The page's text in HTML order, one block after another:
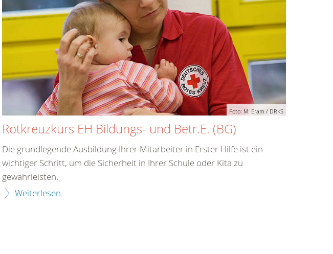
Foto: M. Eram / DRKS
Rotkreuzkurs EH Bildungs- und Betr.E. (BG)
Die grundlegende Ausbildung Ihrer Mitarbeiter in Erster Hilfe ist ein
wichtiger Schritt, um die Sicherheit in Ihrer Schule oder Kita zu
gewährleisten.
Weiterlesen